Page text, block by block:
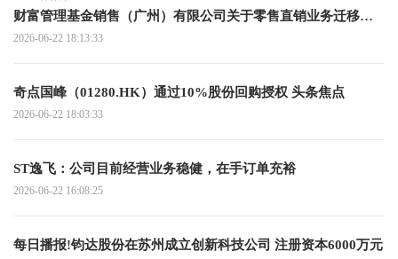
财富管理基金销售（广州）有限公司关于零售直销业务迁移安
排的联合提示性公告
2026-06-22 18:13:33
奇点国峰（01280.HK）通过10%股份回购授权 头条焦点
2026-06-22 18:03:33
ST逸飞：公司目前经营业务稳健，在手订单充裕
2026-06-22 16:08:25
每日播报!钧达股份在苏州成立创新科技公司 注册资本6000万元